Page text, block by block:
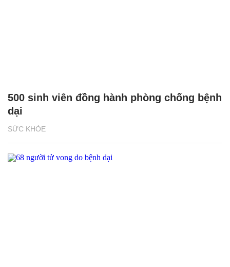
SỨC KHỎE
500 sinh viên đồng hành phòng chống bệnh
dại